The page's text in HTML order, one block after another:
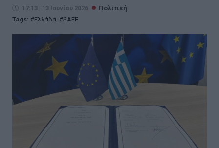
17:13 | 13 Ιουνίου 2026
Πολιτική
Tags:
Ελλάδα, SAFE